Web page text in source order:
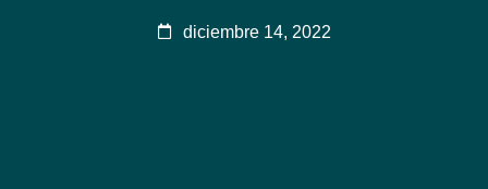
diciembre 14, 2022